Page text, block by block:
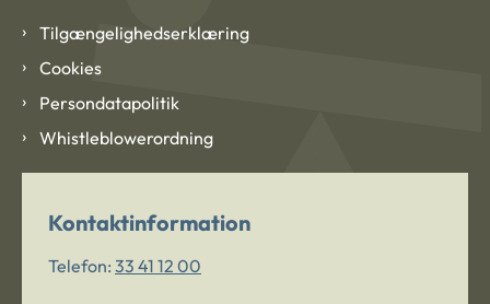
Tilgængelighedserklæring
Cookies
Persondatapolitik
Whistleblowerordning
Kontaktinformation
Telefon: 33 41 12 00